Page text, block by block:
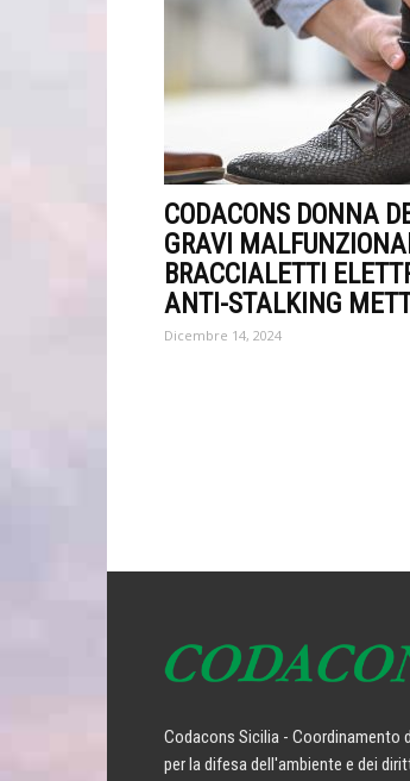
CODACONS DONNA
GRAVI
BRACCIALETTI
ANTI-STALKING
Dicembre 14, 2024
Codacons Sicilia - Coordinamento
per la difesa dell'ambiente e dei